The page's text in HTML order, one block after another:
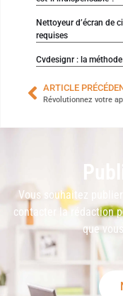
Nettoyeur d’écran de
requises
Cvdesignr : la
ARTICLE
Vous souhaitez
contacter la rédaction
que